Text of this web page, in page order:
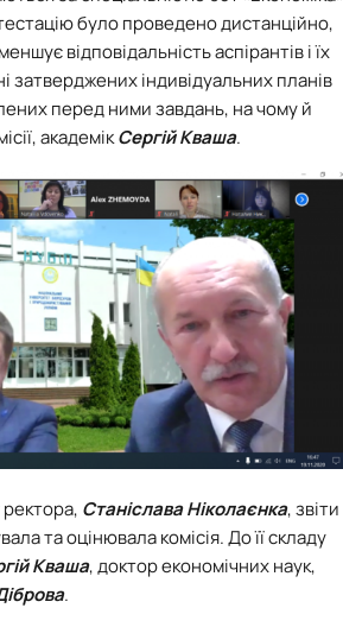
було проведено дистанційно,
відповідальність аспірантів і їх
затверджених індивідуальних планів
перед ними завдань, на чому й
академікСергій Кваша.
ректора, Станіслава Ніколаєнка, звіти
та оцінювала комісія. До її складу
Кваша, доктор економічних наук,
.